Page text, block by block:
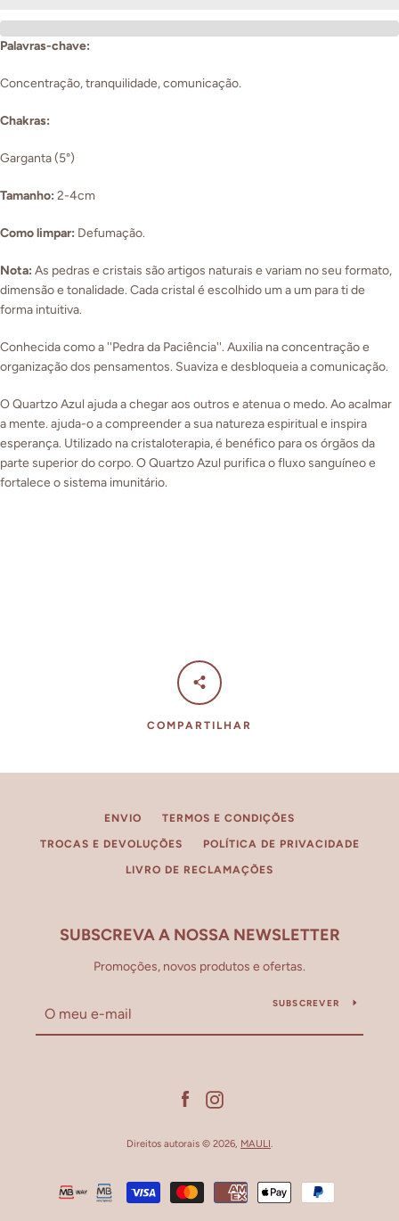
Palavras-chave:
Concentração, tranquilidade, comunicação.
Chakras:
Garganta (5°)
Tamanho: 2-4cm
Como limpar: Defumação.
Nota: As pedras e cristais são artigos naturais e variam no seu formato,
dimensão e tonalidade. Cada cristal é escolhido um a um para ti de
forma intuitiva.
Conhecida como a ''Pedra da Paciência''. Auxilia na concentração e
organização dos pensamentos. Suaviza e desbloqueia a comunicação.
O Quartzo Azul ajuda a chegar aos outros e atenua o medo. Ao acalmar
a mente. ajuda-o a compreender a sua natureza espiritual e inspira
esperança. Utilizado na cristaloterapia, é benéfico para os órgãos da
parte superior do corpo. O Quartzo Azul purifica o fluxo sanguíneo e
fortalece o sistema imunitário.
COMPARTILHAR
ENVIO TERMOS E CONDIÇÕES
TROCAS E DEVOLUÇÕES POLÍTICA DE PRIVACIDADE
LIVRO DE RECLAMAÇÕES
SUBSCREVA A NOSSA NEWSLETTER
Promoções, novos produtos e ofertas.
SUBSCREVER
FacebookInstagram
Direitos autorais © 2026, MAULI.
Métodos
de